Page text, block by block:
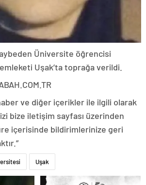
Üniversite öğrencisi
Uşak’ta toprağa verildi.
ve diğer içerikler ile ilgili olarak
bize iletişim sayfası üzerinden
içerisinde bildirimlerinize geri
Uşak